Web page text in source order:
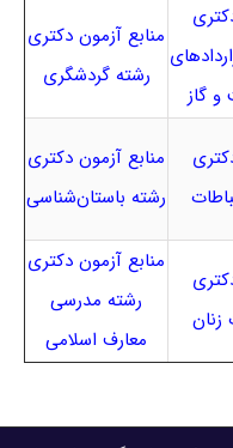
و گاز
منابع آزمون دکتری
رشته گردشگری
منابع آزمون دکتری
رشته باستان‌شناسی
زنان
منابع آزمون دکتری
رشته مدرسی
معارف اسلامی